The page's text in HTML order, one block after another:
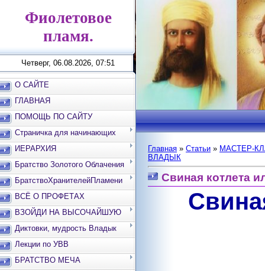
Фиолетовое
пламя.
Четверг, 06.08.2026, 07:51
О САЙТЕ
ГЛАВНАЯ
ПОМОЩЬ ПО САЙТУ
Страничка для начинающих
ИЕРАРХИЯ
Братство Золотого Облачения
БратствоХранителейПламени
ВСЁ О ПРОФЕТАХ
ВЗОЙДИ НА ВЫСОЧАЙШУЮ
ВЕРШИНУ
Диктовки, мудрость Владык
Лекции по УВВ
БРАТСТВО МЕЧА
Главная » Статьи » МАСТЕР-
ВЛАДЫК
Свиная котлета